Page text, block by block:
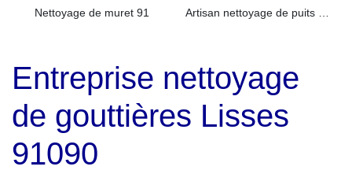
Nettoyage de muret 91
Entreprise nettoyage
de gouttières Lisses
91090